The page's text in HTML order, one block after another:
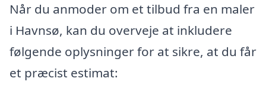
Når du anmoder om et tilbud fra en maler
i Havnsø, kan du overveje at inkludere
følgende oplysninger for at sikre, at du får
et præcist estimat: